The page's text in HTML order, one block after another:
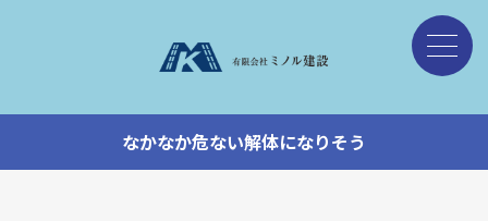
なかなか危ない解体になりそう